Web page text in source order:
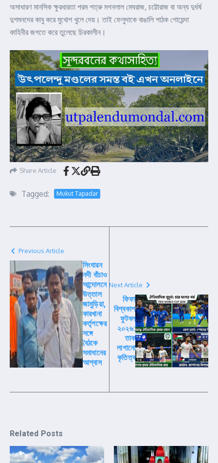
অসাধারণ মানসিক ক্ষুরধারতা পরম শত্রু মগনলাল মেঘরাজ, চট্টোরাজ বা অন্য দুর্ধর্ষ
দুশমনদের কাবু করে মুখোশ খুলে দেয়। তাই ফেলুদাকে বাঙালি পাঠক গোয়েন্দা
কাহিনীর জগতে করে তুলেছে চিরকালীন।
Share Article
Tagged: Mukut Tapadar
Previous Article
সিংঘারন
নদী বাঁচাও
আন্দোলনে
উত্তাল
জামুড়িয়া,
কারখানা
কর্তৃপক্ষের
সঙ্গে
বৈঠকে
সমাধানের
আশ্বাস
Next Article
ফিফা
বিশ্বকাপ
ফুটবল
২০২৬:
তাক
লাগানো
কৃতিত্ব
Related Posts